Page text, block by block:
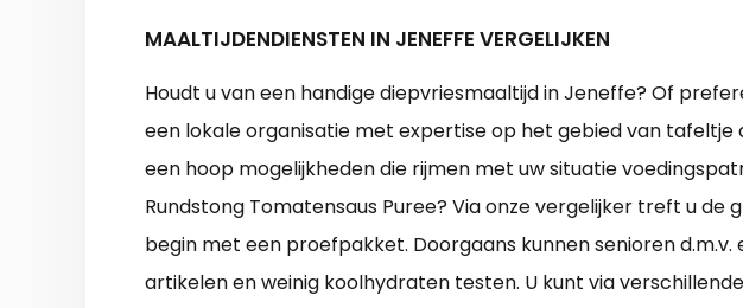
MAALTIJDENDIENSTEN IN JENEFFE VERGELIJKEN
Houdt u van een handige diepvriesmaaltijd in Jeneffe? Of
een lokale organisatie met expertise op het gebied van
een hoop mogelijkheden die rijmen met uw situatie
Rundstong Tomatensaus Puree? Via onze vergelijker treft u
begin met een proefpakket. Doorgaans kunnen senioren
artikelen en weinig koolhydraten testen. U kunt via